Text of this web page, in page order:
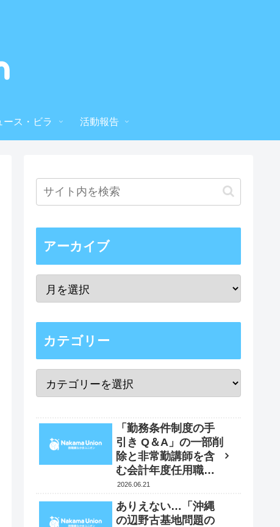
ース・ビラ 活動報告
アーカイブ
カテゴリー
「勤務条件制度の手
引き Q＆A」の一部削
除と非常勤講師を含
む会計年度任用職員
の賃金改定時の「４
月遡及実施」要求
書 2026年5月29日
2026.06.21
ありえない…「沖縄
の辺野古基地問題の